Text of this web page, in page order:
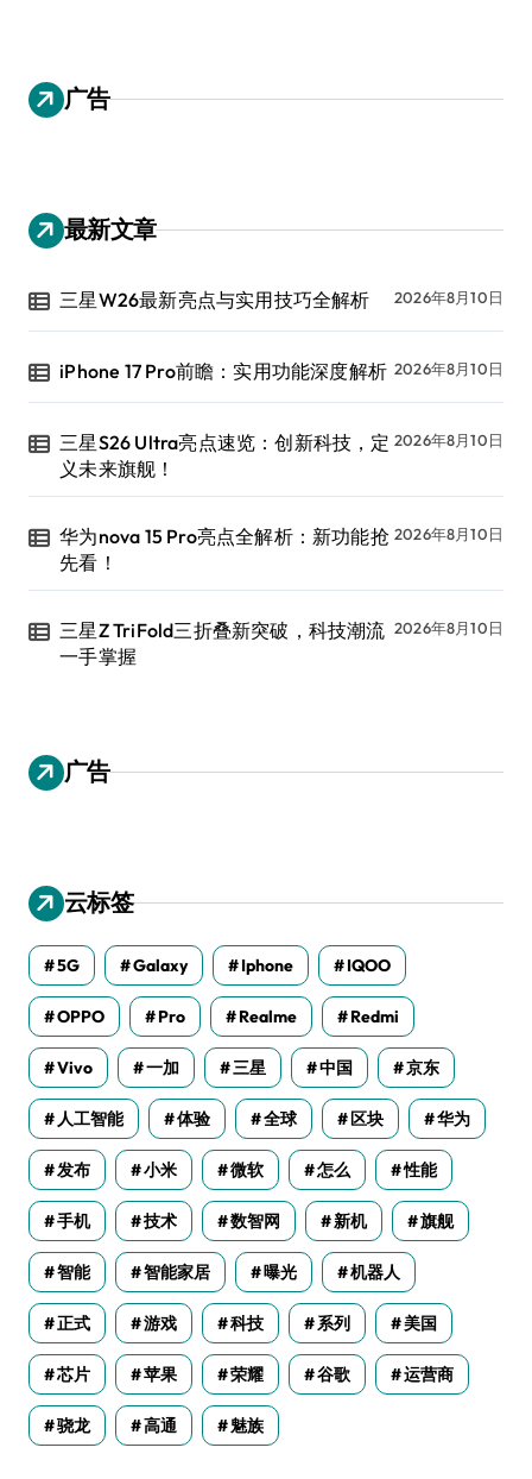
广告
最新文章
三星W26最新亮点与实用技巧全解析 2026年8月10日
iPhone 17 Pro前瞻：实用功能深度解析 2026年8月10日
三星S26 Ultra亮点速览：创新科技，定
义未来旗舰！
2026年8月10日
华为nova 15 Pro亮点全解析：新功能抢
先看！
2026年8月10日
三星Z TriFold三折叠新突破，科技潮流
一手掌握
2026年8月10日
广告
云标签
5G Galaxy Iphone IQOO
OPPO Pro Realme Redmi
Vivo 一加 三星 中国 京东
人工智能 体验 全球 区块 华为
发布 小米 微软 怎么 性能
手机 技术 数智网 新机 旗舰
智能 智能家居 曝光 机器人
正式 游戏 科技 系列 美国
芯片 苹果 荣耀 谷歌 运营商
骁龙 高通 魅族